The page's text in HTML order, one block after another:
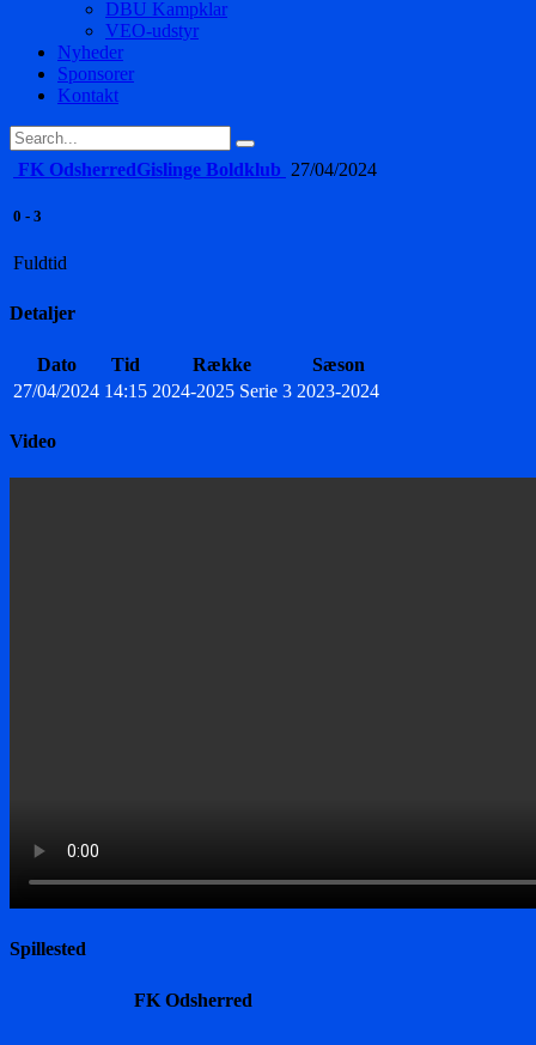
DBU Kampklar
VEO-udstyr
Nyheder
Sponsorer
Kontakt
FK OdsherredGislinge Boldklub 27/04/2024
0 - 3
Fuldtid
Detaljer
Dato Tid Række
Sæson
27/04/2024 14:15 2024-2025 Serie 3 2023-2024
Video
Spillested
FK Odsherred